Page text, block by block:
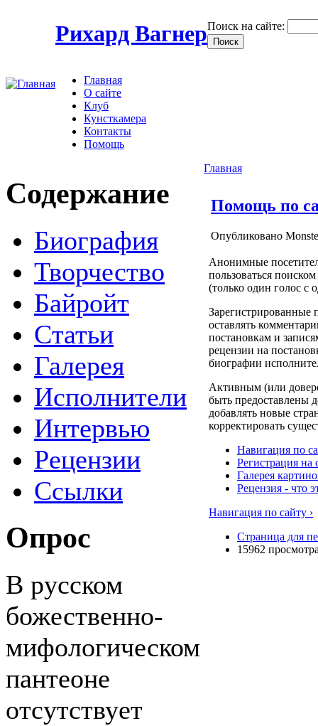
Рихард ВагнерПоиск на сайте:
Главная
О сайте
Клуб
Кунсткамера
Контакты
Помощь
Содержание
Биография
Творчество
Байройт
Статьи
Галерея
Исполнители
Интервью
Рецензии
Ссылки
Опрос
В русском
божественно-
мифологическом
пантеоне
отсутствует
Главная
Помощь по
Опубликовано
Анонимные
пользоваться
(только один голос с
Зарегистрированные
оставлять
постановкам и
рецензии на
биографии
Активным (или
быть предоставлены
добавлять новые
корректировать
Навигация по
Регистрация на
Галерея
Рецензия - что
Навигация по сайту ›
Страница для
15962